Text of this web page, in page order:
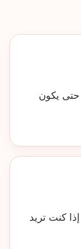
حتى يكون
كنت تريد